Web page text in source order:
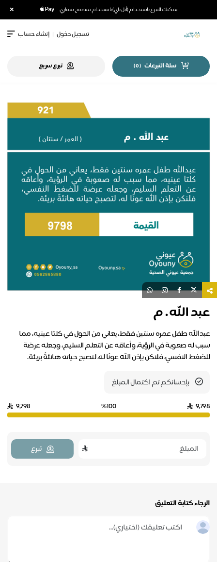
يمكنك التبرع باستخدام (أبل باي) باستخدام متصفح سفاري ×
تسجيل دخول | إنشاء حساب
سلة التبرعات (
0
) تبرع سريع
عبد الله . م
عبدالله طفل عمره سنتين فقط، يعاني من الحول في كلتا عينيه، مما
سبب له صعوبة في الرؤية، وأعاقه عن التعلم السليم، وجعله عرضة
للضغط النفسي، فلنكن بإذن الله عونًا له، لتصبح حياته هانئةً بريئة.
بإحسانكم تم اكتمال المبلغ
9,798
%100
9,798
تبرع
الرجاء كتابة التعليق